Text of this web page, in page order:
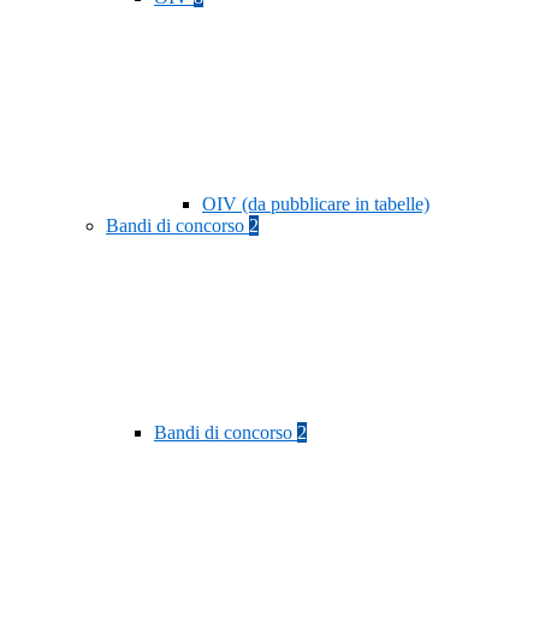
OIV (da pubblicare in tabelle)
Bandi di concorso 2
Bandi di concorso 2